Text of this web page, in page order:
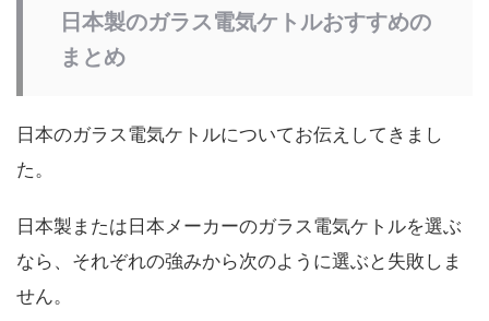
日本製のガラス電気ケトルおすすめの
まとめ
日本のガラス電気ケトルについてお伝えしてきまし
た。
日本製または日本メーカーのガラス電気ケトルを選ぶ
なら、それぞれの強みから次のように選ぶと失敗しま
せん。